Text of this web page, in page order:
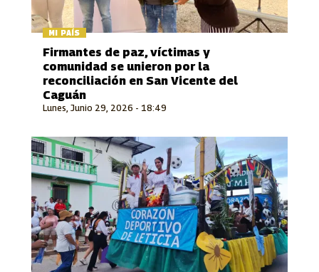
MI PAÍS
Lunes, Junio 29, 2026 - 18:49
Firmantes de paz, víctimas y
comunidad se unieron por la
reconciliación en San Vicente del
Caguán